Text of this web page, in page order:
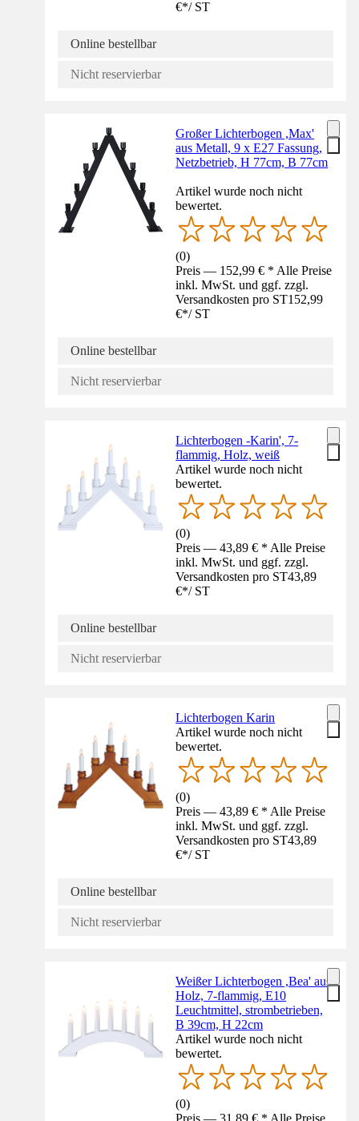
€*/ ST
Online bestellbar
Nicht reservierbar
Großer Lichterbogen ,Max'
aus Metall, 9 x E27 Fassung,
Netzbetrieb, H 77cm, B 77cm
Artikel wurde noch nicht
bewertet.
(0)
Preis — 152,99 € * Alle Preise
inkl. MwSt. und ggf. zzgl.
Versandkosten pro ST152,99
€*/ ST
Online bestellbar
Nicht reservierbar
Lichterbogen -Karin', 7-
flammig, Holz, weiß
Artikel wurde noch nicht
bewertet.
(0)
Preis — 43,89 € * Alle Preise
inkl. MwSt. und ggf. zzgl.
Versandkosten pro ST43,89
€*/ ST
Online bestellbar
Nicht reservierbar
Lichterbogen Karin
Artikel wurde noch nicht
bewertet.
(0)
Preis — 43,89 € * Alle Preise
inkl. MwSt. und ggf. zzgl.
Versandkosten pro ST43,89
€*/ ST
Online bestellbar
Nicht reservierbar
Weißer Lichterbogen ,Bea' aus
Holz, 7-flammig, E10
Leuchtmittel, strombetrieben,
B 39cm, H 22cm
Artikel wurde noch nicht
bewertet.
(0)
Preis — 31,89 € * Alle Preise